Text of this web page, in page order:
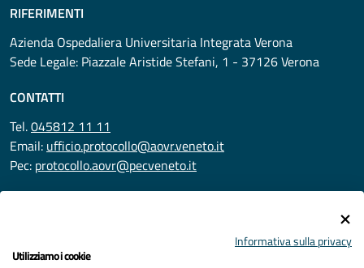
RIFERIMENTI
Azienda Ospedaliera Universitaria Integrata Verona
Sede Legale: Piazzale Aristide Stefani, 1 - 37126 Verona
CONTATTI
Tel.045812 11 11
Email: ufficio.protocollo@aovr.veneto.it
Pec: protocollo.aovr@pecveneto.it
Informativa sulla privacy
Utilizziamo i cookie